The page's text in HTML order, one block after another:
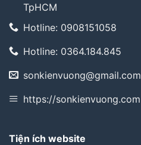
TpHCM
Hotline: 0908151058
Hotline: 0364.184.845
sonkienvuong@gmail.com
https://sonkienvuong.com
Tiện ích website